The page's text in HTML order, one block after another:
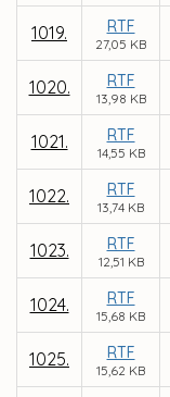
1019. RTF
27,05 KB
1020. RTF
13,98 KB
1021. RTF
14,55 KB
1022. RTF
13,74 KB
1023. RTF
12,51 KB
1024. RTF
15,68 KB
1025. RTF
15,62 KB